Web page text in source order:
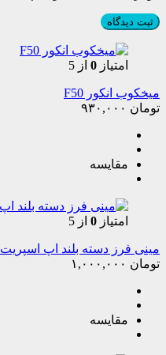
امتیاز 0 از 5
میخکوب انکور F50
تومان
مقایسه
امتیاز 0 از 5
مینی فرز دسته بلند اپ اسپریت۱۲۰۰ وات
تومان
مقایسه